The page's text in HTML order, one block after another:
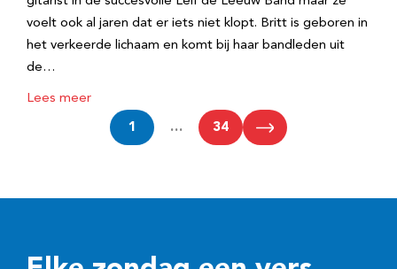
voelt ook al jaren dat er iets niet klopt. Britt is geboren in
het verkeerde lichaam en komt bij haar bandleden uit
de…
Lees meer
1 … 34